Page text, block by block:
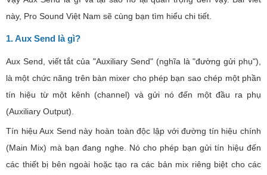
này, Pro Sound Việt Nam sẽ cùng bạn tìm hiểu chi tiết.
1. Aux Send là gì?
Aux Send, viết tắt của "Auxiliary Send" (nghĩa là "đường gửi phụ"),
là một chức năng trên bàn mixer cho phép bạn sao chép một phần
tín hiệu từ một kênh (channel) và gửi nó đến một đầu ra phụ
(Auxiliary Output).
Tín hiệu Aux Send này hoàn toàn độc lập với đường tín hiệu chính
(Main Mix) mà bạn đang nghe. Nó cho phép bạn gửi tín hiệu đến
các thiết bị bên ngoài hoặc tạo ra các bản mix riêng biệt cho các